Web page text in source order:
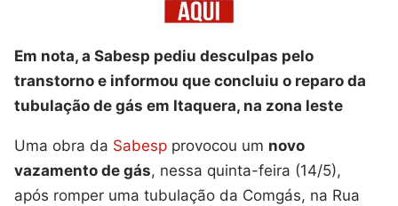
Em nota, a Sabesp pediu desculpas pelo
transtorno e informou que concluiu o reparo da
tubulação de gás em Itaquera, na zona leste
Uma obra da Sabesp provocou um novo
vazamento de gás, nessa quinta-feira (14/5),
após romper uma tubulação da Comgás, na Rua